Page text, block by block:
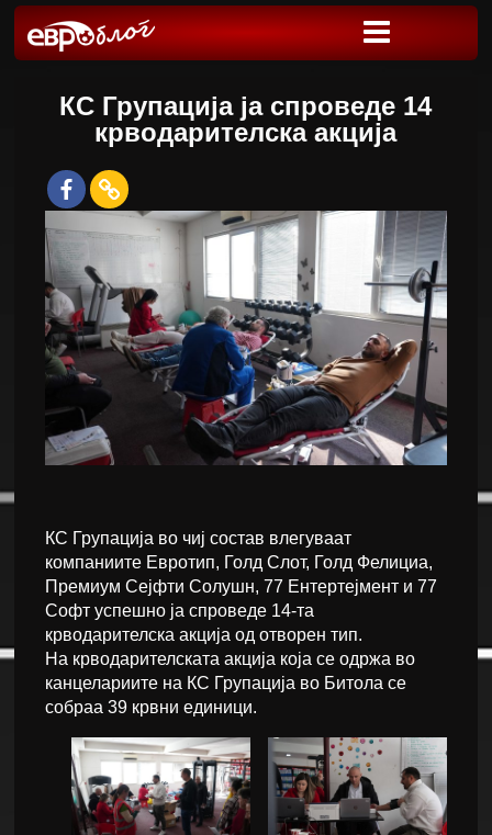
КС Групација ја спроведе 14
крводарителска акција
КС Групација во чиј состав влегуваат
компаниите Евротип, Голд Слот, Голд Фелициа,
Премиум Сејфти Солушн, 77 Ентертејмент и 77
Софт успешно ја спроведе 14-та
крводарителска акција од отворен тип.
На крводарителската акција која се одржа во
канцелариите на КС Групација во Битола се
собраа 39 крвни единици.